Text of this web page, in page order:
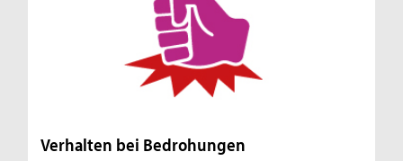
Verhalten bei Bedrohungen